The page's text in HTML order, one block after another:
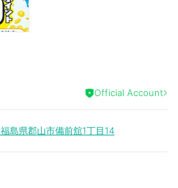
Official Account
福島県郡山市備前舘1丁目14